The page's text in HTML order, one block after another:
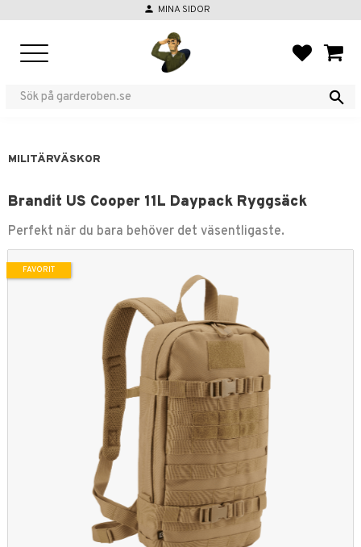
person MINA SIDOR
MILITÄRVÄSKOR
Brandit US Cooper 11L Daypack Ryggsäck
Perfekt när du bara behöver det väsentligaste.
FAVORIT